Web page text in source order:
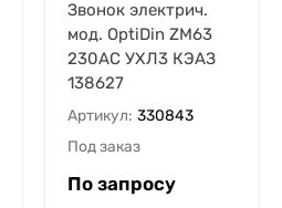
Звонок электрич.
мод. OptiDin ZM63
230AC УХЛ3 КЭАЗ
138627
Артикул: 330843
Под заказ
По запросу